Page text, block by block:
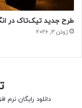
طرح جدید تیک‌تاک در
ژوئن 3, 2026
دانلود رایگان نرم